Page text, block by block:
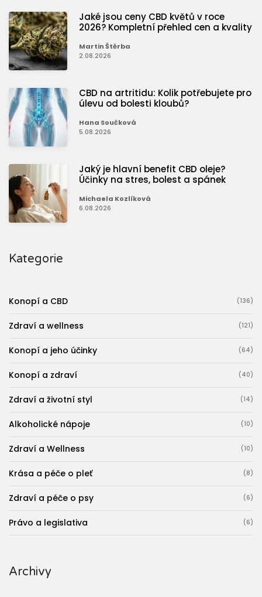
Jaké jsou ceny CBD květů v roce
2026? Kompletní přehled cen a kvality
Martin Štěrba
2.08.2026
CBD na artritidu: Kolik potřebujete pro
úlevu od bolesti kloubů?
Hana Součková
5.08.2026
Jaký je hlavní benefit CBD oleje?
Účinky na stres, bolest a spánek
Michaela Kozlíková
6.08.2026
Kategorie
Konopí a CBD (136)
Zdraví a wellness (121)
Konopí a jeho účinky (64)
Konopí a zdraví (40)
Zdraví a životní styl (14)
Alkoholické nápoje (10)
Zdraví a Wellness (10)
Krása a péče o pleť (8)
Zdraví a péče o psy (6)
Právo a legislativa (6)
Archivy